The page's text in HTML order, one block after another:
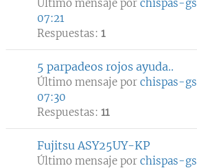
Último mensaje por chispas-gs
07:21
Respuestas: 1
5 parpadeos rojos ayuda..
Último mensaje por chispas-gs
07:30
Respuestas: 11
Fujitsu ASY25UY-KP
Último mensaje por chispas-gs